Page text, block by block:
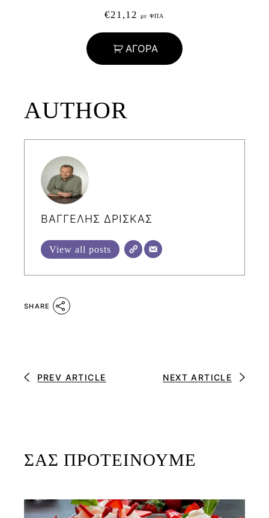
€21,12 με ΦΠΑ
ΑΓΟΡΑ
AUTHOR
ΒΑΓΓΕΛΗΣ ΔΡΙΣΚΑΣ
View all posts
SHARE
PREV ARTICLE NEXT ARTICLE
ΣΑΣ ΠΡΟΤΕΙΝΟΥΜΕ